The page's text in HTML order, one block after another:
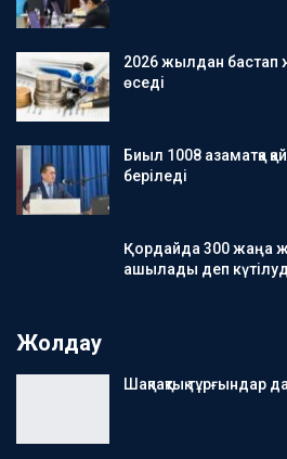
2026 жылдан бастап
өседі
Биыл 1008 азаматқа
беріледі
Қордайда 300 жаңа
ашылады деп
Жолдау
Шақпақтық